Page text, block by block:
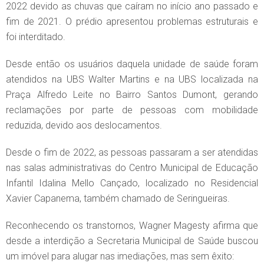
2022 devido as chuvas que caíram no início ano passado e
fim de 2021. O prédio apresentou problemas estruturais e
foi interditado.
Desde então os usuários daquela unidade de saúde foram
atendidos na UBS Walter Martins e na UBS localizada na
Praça Alfredo Leite no Bairro Santos Dumont, gerando
reclamações por parte de pessoas com mobilidade
reduzida, devido aos deslocamentos.
Desde o fim de 2022, as pessoas passaram a ser atendidas
nas salas administrativas do Centro Municipal de Educação
Infantil Idalina Mello Cançado, localizado no Residencial
Xavier Capanema, também chamado de Seringueiras.
Reconhecendo os transtornos, Wagner Magesty afirma que
desde a interdição a Secretaria Municipal de Saúde buscou
um imóvel para alugar nas imediações, mas sem êxito: